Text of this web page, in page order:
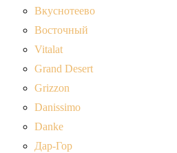
Вкуснотеево
Восточный
Vitalat
Grand Desert
Grizzon
Danissimo
Danke
Дар-Гор